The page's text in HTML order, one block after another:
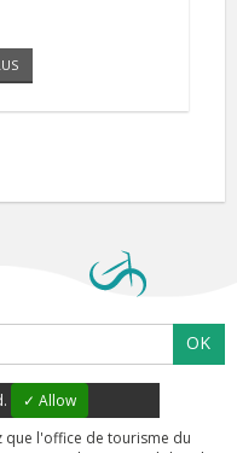
OK
✓ Allow
que l'office de tourisme du